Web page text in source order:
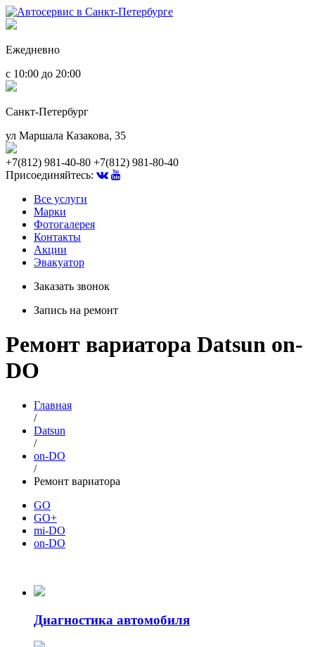
Ежедневно
с 10:00 до 20:00
Санкт-Петербург
ул Маршала Казакова, 35
+7(812) 981-40-80 +7(812) 981-80-40
Присоединяйтесь:
Все услуги
Марки
Фотогалерея
Контакты
Акции
Эвакуатор
Заказать звонок
Запись на ремонт
Ремонт вариатора Datsun on-
DO
Главная
/
Datsun
/
on-DO
/
Ремонт вариатора
GO
GO+
mi-DO
on-DO
Диагностика автомобиля